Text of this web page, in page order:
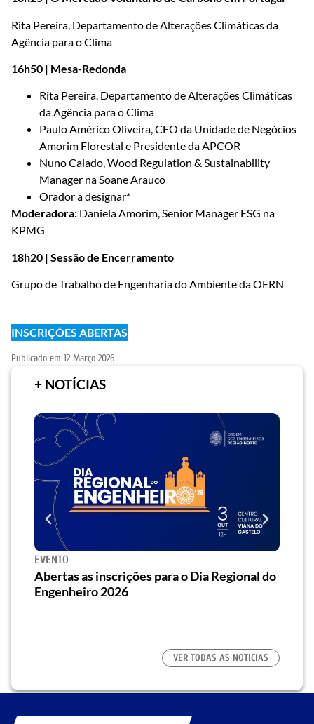
Rita Pereira, Departamento de Alterações Climáticas da
Agência para o Clima
16h50 | Mesa-Redonda
Rita Pereira, Departamento de Alterações Climáticas
da Agência para o Clima
Paulo Américo Oliveira, CEO da Unidade de Negócios
Amorim Florestal e Presidente da APCOR
Nuno Calado, Wood Regulation & Sustainability
Manager na Soane Arauco
Orador a designar*
Moderadora: Daniela Amorim, Senior Manager ESG na
KPMG
18h20 | Sessão de Encerramento
Grupo de Trabalho de Engenharia do Ambiente da OERN
INSCRIÇÕES ABERTAS
Publicado em 12 Março 2026
+ NOTÍCIAS
EVENTO
Abertas as inscrições para o Dia Regional do
Engenheiro 2026
VER TODAS AS NOTICIAS